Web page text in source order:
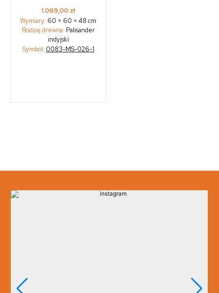
1.069,00 zł
Wymiary: 60 × 60 × 48 cm
Rodzaj drewna: Palisander
indyjski
Symbol: 0083-MS-026-1